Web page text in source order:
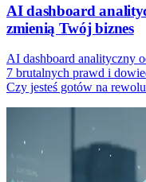
AI dashboard
zmienią Twój biznes
AI dashboard analityczny
7 brutalnych prawd i
Czy jesteś gotów na